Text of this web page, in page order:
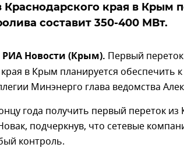
Краснодарского края в Крым
составит 350-400 МВт.
Новости (Крым). Первый
в Крым планируется обеспечить к
Минэнерго глава ведомства
года получить первый переток из
подчеркнув, что сетевые
контроль.